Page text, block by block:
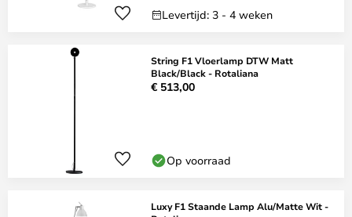
Levertijd: 3 - 4 weken
String F1 Vloerlamp DTW Matt
Black/Black - Rotaliana
€ 513,00
Op voorraad
Luxy F1 Staande Lamp Alu/Matte Wit -